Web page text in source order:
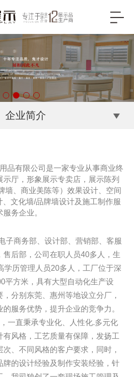
企业简介
品有限公司是一家专业从事商业终
厅，形象展示专卖店，展示陈列
墙、商业美陈等）效果设计、空间
文化墙/品牌墙设计及施工制作服
务企业。
子商务部、设计部、营销部、客服
售后部，公司在职人员40多人，生
学历管理人员20多人，工厂位于深
平方米，具有大型自动化生产设
分别东莞、惠州等地设立分厂，
服务优势，提升企业的竞争力。
一直秉承专业化、人性化.多元化
有风格，工艺质量有保障，发扬工
、不同风格的客户要求，同时，
牌的设计经验及制作安装经验，针